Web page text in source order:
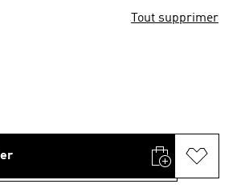
Tout supprimer